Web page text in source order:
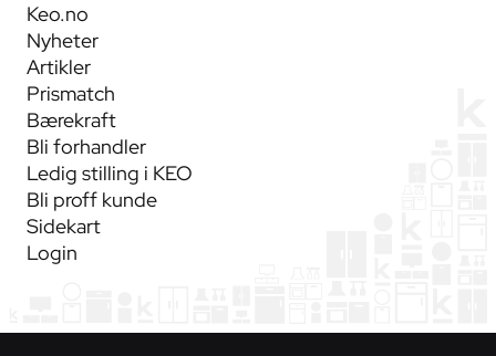
Keo.no
Nyheter
Artikler
Prismatch
Bærekraft
Bli forhandler
Ledig stilling i KEO
Bli proff kunde
Sidekart
Login